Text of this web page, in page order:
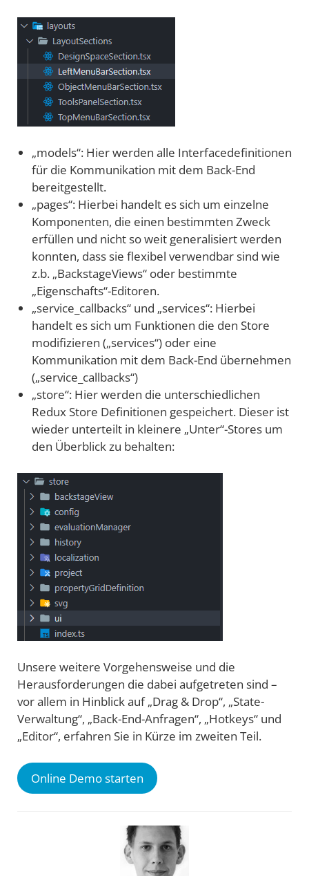
„models“: Hier werden alle Interfacedefinitionen
für die Kommunikation mit dem Back-End
bereitgestellt.
„pages“: Hierbei handelt es sich um einzelne
Komponenten, die einen bestimmten Zweck
erfüllen und nicht so weit generalisiert werden
konnten, dass sie flexibel verwendbar sind wie
z.b. „BackstageViews“ oder bestimmte
„Eigenschafts“-Editoren.
„service_callbacks“ und „services“: Hierbei
handelt es sich um Funktionen die den Store
modifizieren („services“) oder eine
Kommunikation mit dem Back-End übernehmen
(„service_callbacks“)
„store“: Hier werden die unterschiedlichen
Redux Store Definitionen gespeichert. Dieser ist
wieder unterteilt in kleinere „Unter“-Stores um
den Überblick zu behalten:
Unsere weitere Vorgehensweise und die
Herausforderungen die dabei aufgetreten sind –
vor allem in Hinblick auf „Drag & Drop“, „State-
Verwaltung“, „Back-End-Anfragen“, „Hotkeys“ und
„Editor“, erfahren Sie in Kürze im zweiten Teil.
Online Demo starten